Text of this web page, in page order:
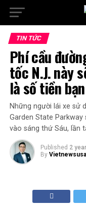
TIN TỨC
Phí cầu
tốc N.J. này
là số tiền
Những người lái xe sử
Garden State
vào sáng thứ Sáu, lần
Published 2
By Vietnewsusa